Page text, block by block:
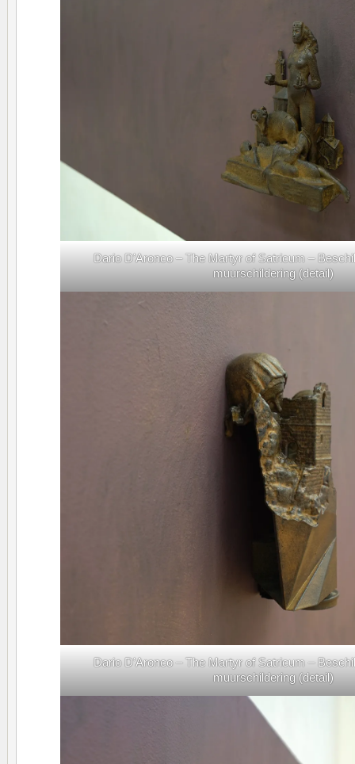
Dario D’Aronco – The Martyr of Satricum –
muurschildering (detail)
Dario D’Aronco – The Martyr of Satricum –
muurschildering (detail)